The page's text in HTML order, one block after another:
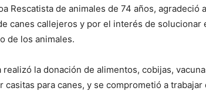
Rescatista de animales de 74 años, agradeció
canes callejeros y por el interés de solucionar
de los animales.
realizó la donación de alimentos, cobijas,
casitas para canes, y se comprometió a